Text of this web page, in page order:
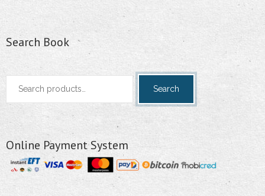
Search Book
Search
Search
Online Payment System